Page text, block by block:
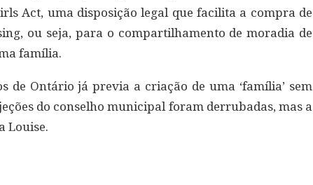
Act, uma disposição legal que facilita a compra de
ou seja, para o compartilhamento de moradia de
família.
de Ontário já previa a criação de uma ‘família’ sem
do conselho municipal foram derrubadas, mas a
Louise.